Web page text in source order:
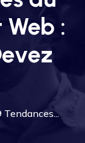
:
Tendances...